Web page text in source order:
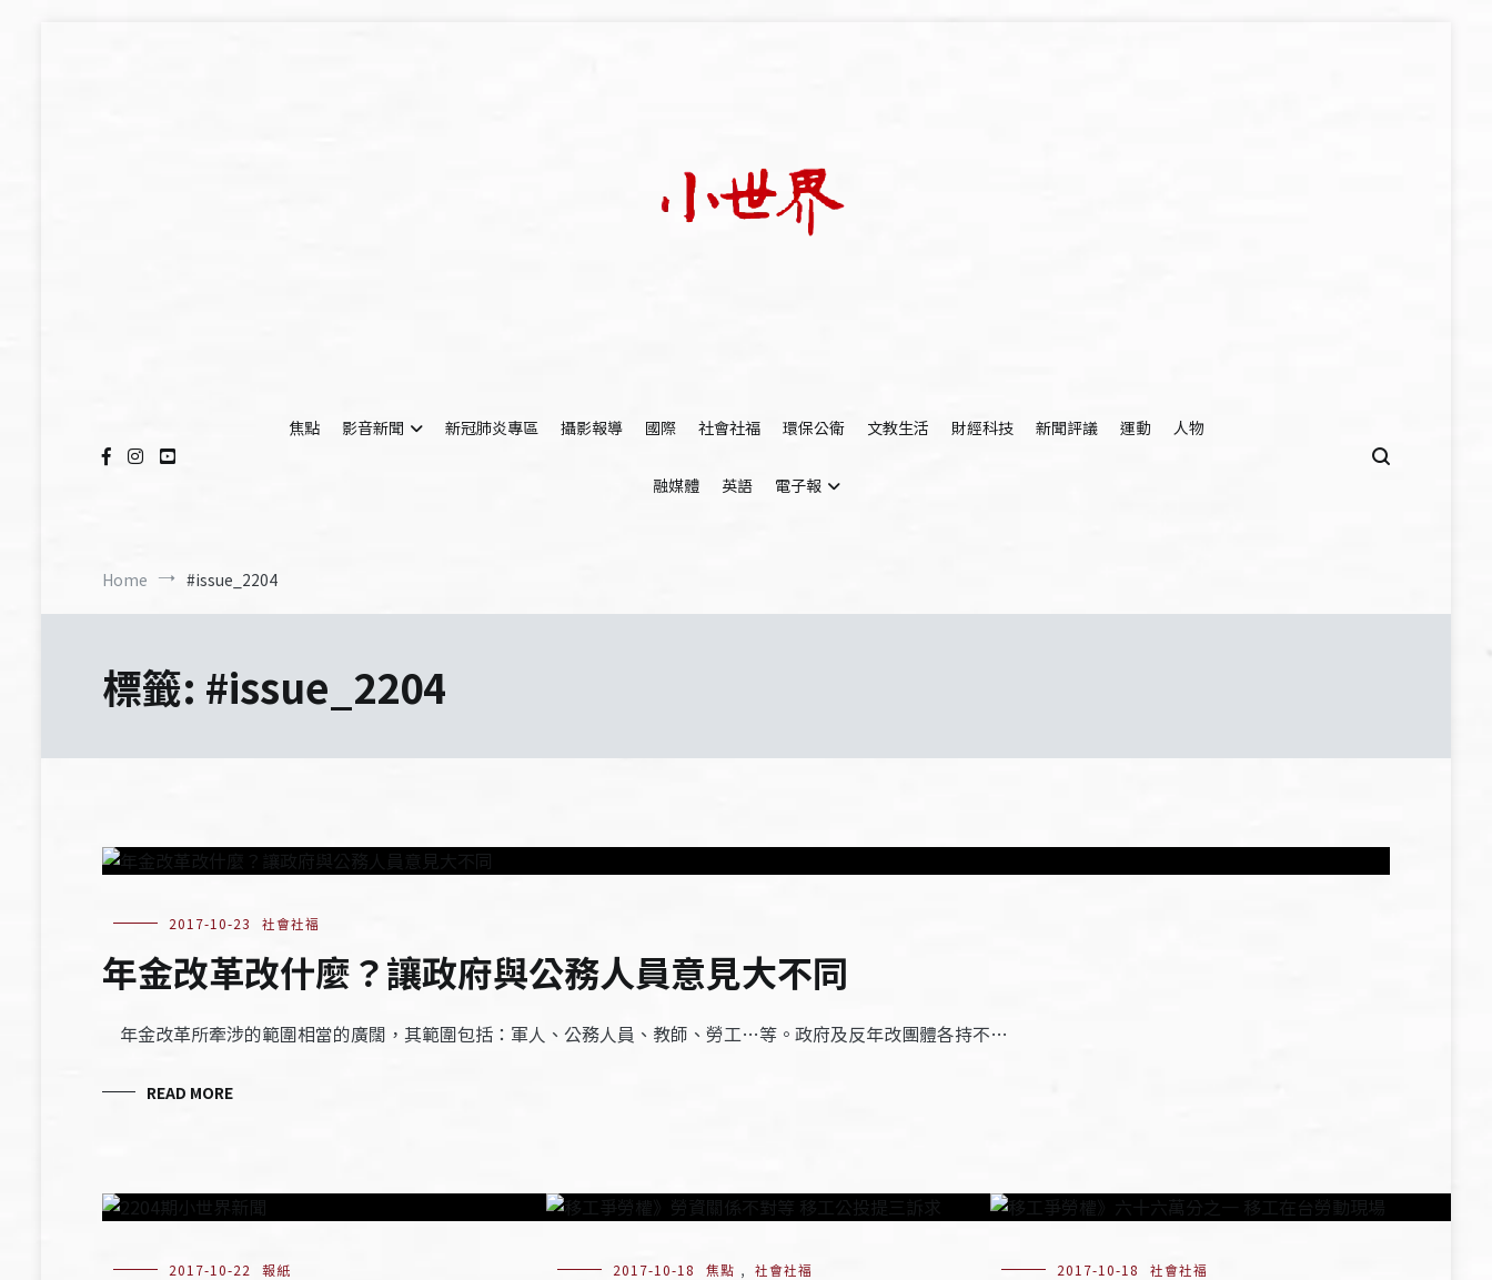
焦點
影音新聞 新冠肺炎專區 攝影報導 國際 社會社福 環保公衛 文教生活 財經科技 新聞評議 運動 人物
融媒體 英語 電子報
Home #issue_2204
標籤: #issue_2204
2017-10-23 社會社福
年金改革改什麼？讓政府與公務人員意見大不同
年金改革所牽涉的範圍相當的廣闊，其範圍包括：軍人、公務人員、教師、勞工…等。政府及反年改團體各持不…
READ MORE
2017-10-22 報紙 2017-10-18 焦點 , 社會社福 2017-10-18 社會社福